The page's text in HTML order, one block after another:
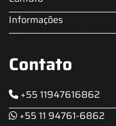
Informações
Contato
+55 11947616862
+55 11 94761-6862